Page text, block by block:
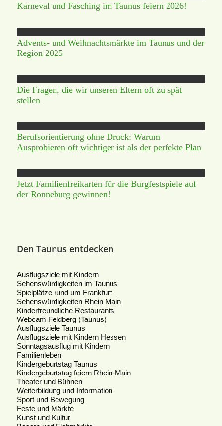
Karneval und Fasching im Taunus feiern 2026!
Advents- und Weihnachtsmärkte im Taunus und der
Region 2025
Die Fragen, die wir unseren Eltern oft zu spät
stellen
Berufsorientierung ohne Druck: Warum
Ausprobieren oft wichtiger ist als der perfekte Plan
Jetzt Familienfreikarten für die Burgfestspiele auf
der Ronneburg gewinnen!
Den Taunus entdecken
Ausflugsziele mit Kindern
Sehenswürdigkeiten im Taunus
Spielplätze rund um Frankfurt
Sehenswürdigkeiten Rhein Main
Kinderfreundliche Restaurants
Webcam Feldberg (Taunus)
Ausflugsziele Taunus
Ausflugsziele mit Kindern Hessen
Sonntagsausflug mit Kindern
Familienleben
Kindergeburtstag Taunus
Kindergeburtstag feiern Rhein-Main
Theater und Bühnen
Weiterbildung und Information
Sport und Bewegung
Feste und Märkte
Kunst und Kultur